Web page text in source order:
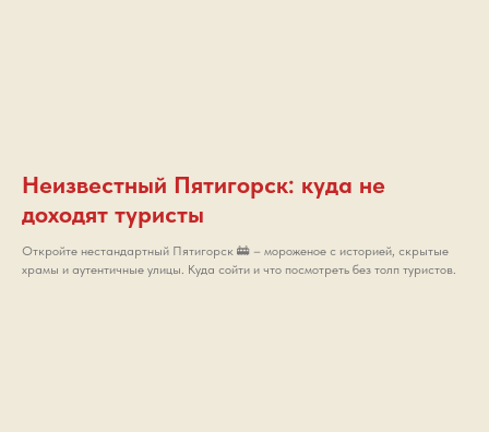
Неизвестный Пятигорск: куда не
доходят туристы
Откройте нестандартный Пятигорск 🚋 – мороженое с историей, скрытые
храмы и аутентичные улицы. Куда сойти и что посмотреть без толп туристов.